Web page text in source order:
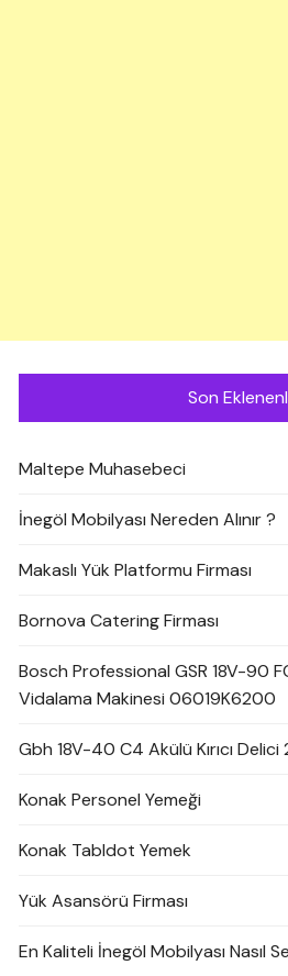
Son
Maltepe Muhasebeci
İnegöl Mobilyası Nereden Alınır ?
Makaslı Yük Platformu Firması
Bornova Catering Firması
Bosch Professional GSR 18V-90
Vidalama Makinesi 06019K6200
Gbh 18V-40 C4 Akülü Kırıcı Delici
Konak Personel Yemeği
Konak Tabldot Yemek
Yük Asansörü Firması
En Kaliteli İnegöl Mobilyası Nasıl